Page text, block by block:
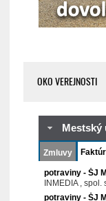
OKO VEREJNOSTI